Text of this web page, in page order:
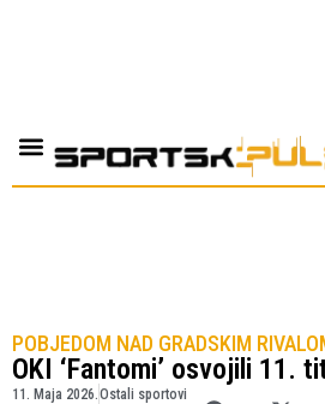
POBJEDOM NAD GRADSKIM
OKI ‘Fantomi’ osvojili 11.
11. Maja 2026.Ostali sportovi